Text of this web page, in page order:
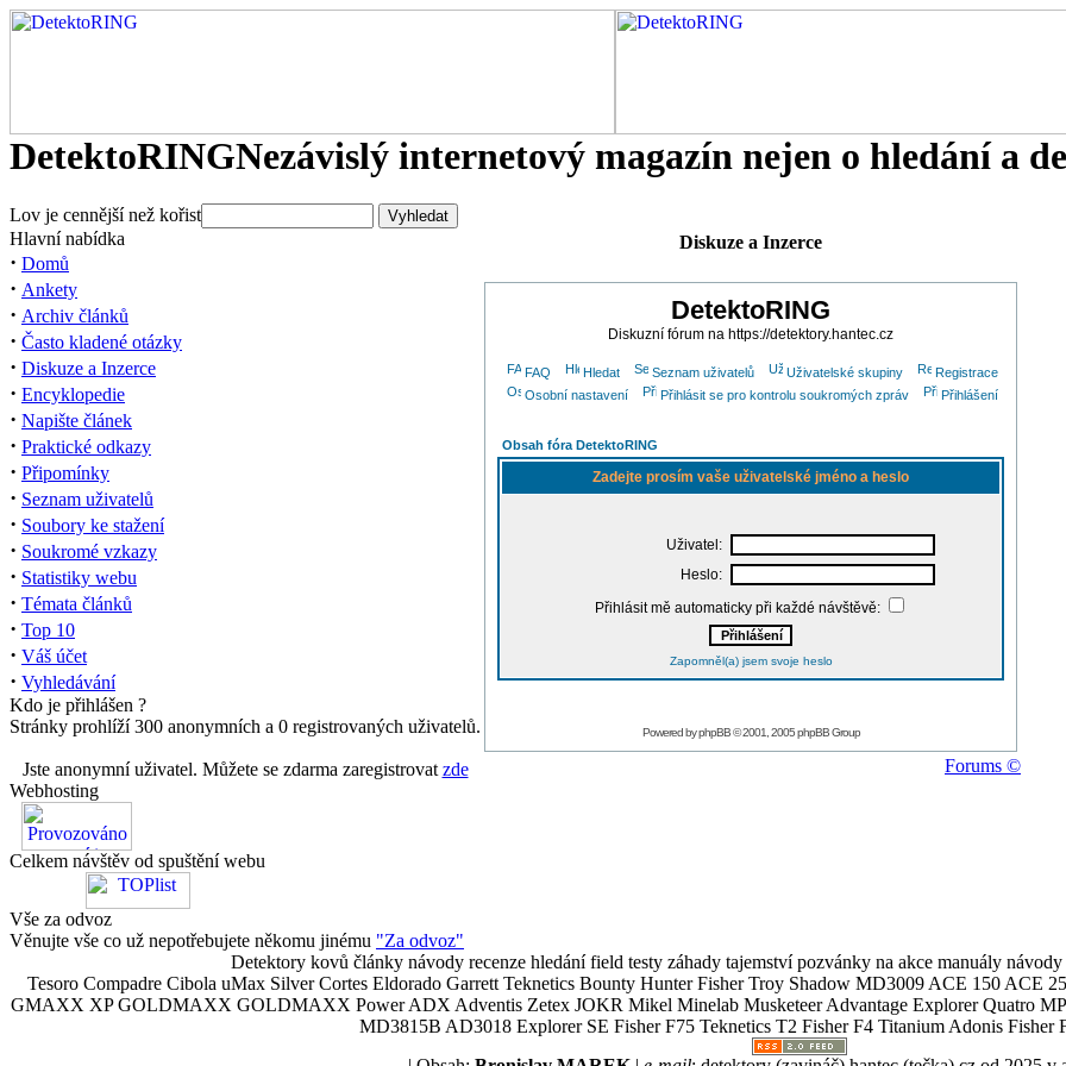
DetektoRINGNezávislý internetový magazín nejen o hledání a
Lov je cennější než kořist
Hlavní nabídka
· Domů
· Ankety
· Archiv článků
· Často kladené otázky
· Diskuze a Inzerce
· Encyklopedie
· Napište článek
· Praktické odkazy
· Připomínky
· Seznam uživatelů
· Soubory ke stažení
· Soukromé vzkazy
· Statistiky webu
· Témata článků
· Top 10
· Váš účet
· Vyhledávání
Kdo je přihlášen ?
Stránky prohlíží 300 anonymních a 0 registrovaných uživatelů.
Jste anonymní uživatel. Můžete se zdarma zaregistrovat zde
Webhosting
Celkem návštěv od spuštění webu
Vše za odvoz
Věnujte vše co už nepotřebujete někomu jinému "Za odvoz"
Diskuze a Inzerce
DetektoRING
Diskuzní fórum na https://detektory.hantec.cz
FAQ Hledat Seznam uživatelů Uživatelské skupiny
Registrace
Osobní nastavení
Přihlásit se pro kontrolu soukromých zpráv Přihlášení
Obsah fóra DetektoRING
Zadejte prosím vaše uživatelské jméno a heslo
Uživatel:
Heslo:
Přihlásit mě automaticky při každé návštěvě:
Zapomněl(a) jsem svoje heslo
Powered byphpBB© 2001, 2005 phpBB Group
Forums ©
Detektory kovů články návody recenze hledání field testy záhady tajemství pozvánky na akce manuály
Tesoro Compadre Cibola uMax Silver Cortes Eldorado Garrett Teknetics Bounty Hunter Fisher Troy Shadow MD3009 ACE 150 ACE
GMAXX XP GOLDMAXX GOLDMAXX Power ADX Adventis Zetex JOKR Mikel Minelab Musketeer Advantage Explorer Quatro
MD3815B AD3018 Explorer SE Fisher F75 Teknetics T2 Fisher F4 Titanium Adonis Fisher